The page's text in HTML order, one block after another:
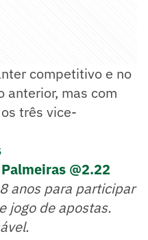
competitivo e no
anterior, mas com
três vice-
@2.22
anos para participar
jogo de apostas.